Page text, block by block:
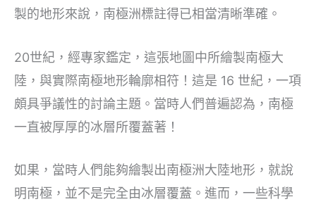
製的地形來說，南極洲標註得已相當清晰準確。
20世紀，經專家鑑定，這張地圖中所繪製南極大
陸，與實際南極地形輪廓相符！這是 16 世紀，一項
頗具爭議性的討論主題。當時人們普遍認為，南極
一直被厚厚的冰層所覆蓋著！
如果，當時人們能夠繪製出南極洲大陸地形，就說
明南極，並不是完全由冰層覆蓋。進而，一些科學